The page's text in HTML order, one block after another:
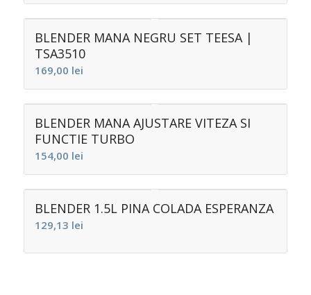
BLENDER MANA NEGRU SET TEESA |
TSA3510
169,00 lei
BLENDER MANA AJUSTARE VITEZA SI
FUNCTIE TURBO
154,00 lei
BLENDER 1.5L PINA COLADA ESPERANZA
129,13 lei